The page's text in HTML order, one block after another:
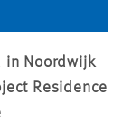
in Noordwijk
Residence